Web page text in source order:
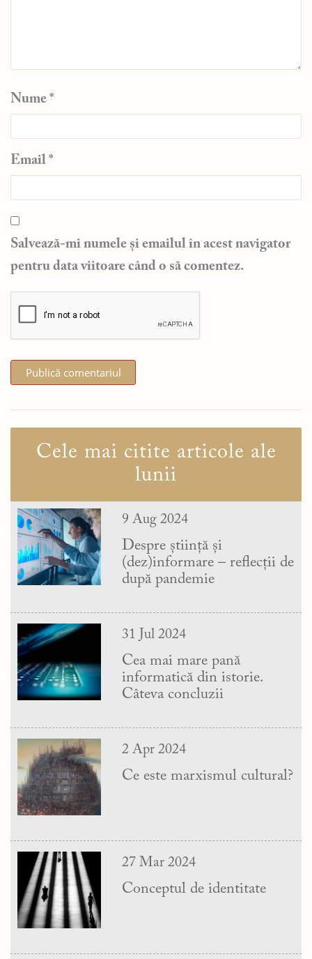
Nume *
Email *
Salvează-mi numele și emailul în acest navigator
pentru data viitoare când o să comentez.
Cele mai citite articole ale
lunii
9 Aug 2024
Despre știință și
(dez)informare – reflecții de
după pandemie
31 Jul 2024
Cea mai mare pană
informatică din istorie.
Câteva concluzii
2 Apr 2024
Ce este marxismul cultural?
27 Mar 2024
Conceptul de identitate